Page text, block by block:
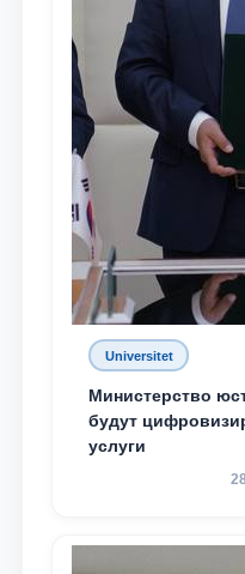
Universitet
Министерство
будут
услуги